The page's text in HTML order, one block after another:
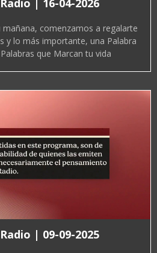
comenzamos a regalarte
y lo más importante, una Palabra
que Marcan tu vida
| 09-09-2025